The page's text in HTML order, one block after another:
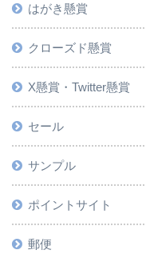
はがき懸賞
クローズド懸賞
X懸賞・Twitter懸賞
セール
サンプル
ポイントサイト
郵便